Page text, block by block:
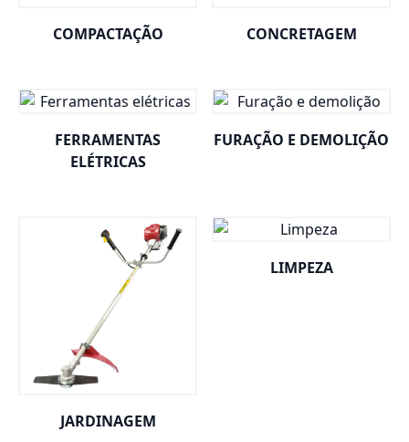
COMPACTAÇÃO CONCRETAGEM
FERRAMENTAS
ELÉTRICAS
FURAÇÃO E DEMOLIÇÃO
JARDINAGEM
LIMPEZA